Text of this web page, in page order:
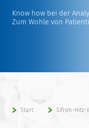
Know how bei der
Zum Wohle von
Start Sifrim-Hitz-